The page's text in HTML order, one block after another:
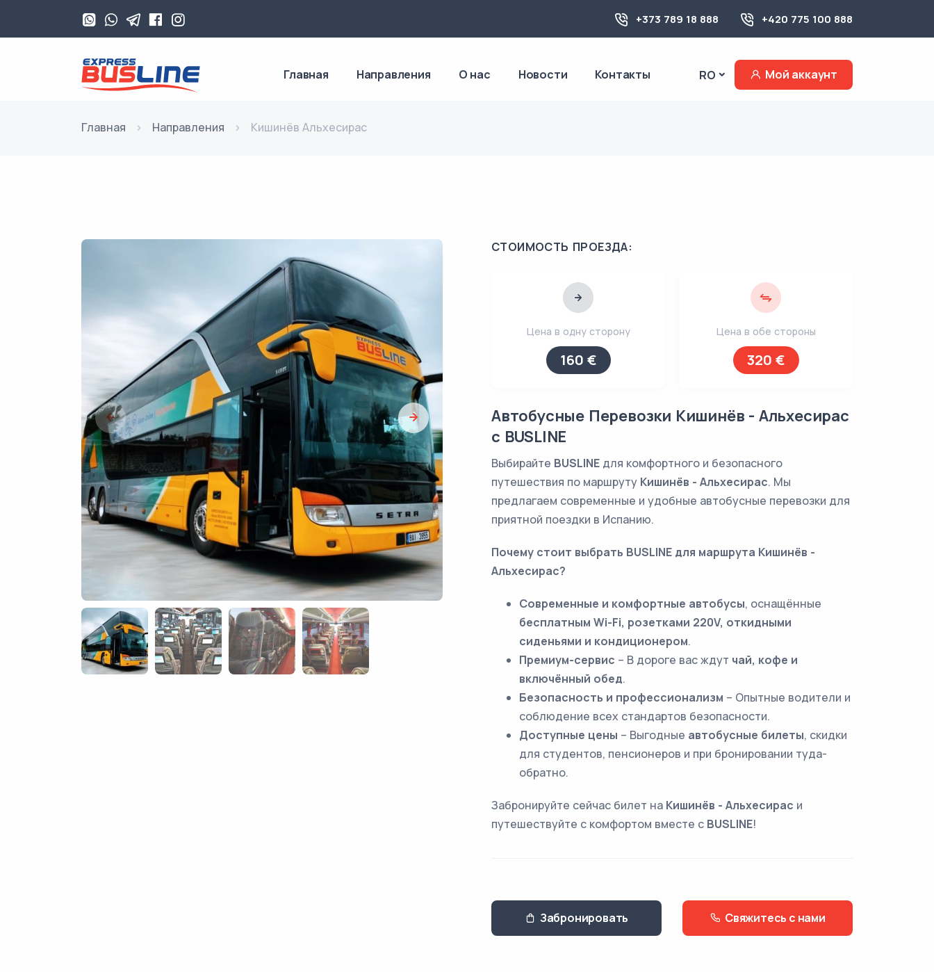
+373 789 18 888 +420 775 100 888
Главная Направления О нас Новости Контакты RO Мой аккаунт
Главная Направления Кишинёв Альхесирас
СТОИМОСТЬ ПРОЕЗДА:
Цена в одну сторону
160 €
Цена в обе стороны
320 €
Автобусные Перевозки Кишинёв - Альхесирас
с BUSLINE
Выбирайте BUSLINE для комфортного и безопасного
путешествия по маршруту Кишинёв - Альхесирас. Мы
предлагаем современные и удобные автобусные перевозки для
приятной поездки в Испанию.
Почему стоит выбрать BUSLINE для маршрута Кишинёв -
Альхесирас?
Современные и комфортные автобусы, оснащённые
бесплатным Wi-Fi, розетками 220V, откидными
сиденьями и кондиционером.
Премиум-сервис – В дороге вас ждут чай, кофе и
включённый обед.
Безопасность и профессионализм – Опытные водители и
соблюдение всех стандартов безопасности.
Доступные цены – Выгодные автобусные билеты, скидки
для студентов, пенсионеров и при бронировании туда-
обратно.
Забронируйте сейчас билет на Кишинёв - Альхесирас и
путешествуйте с комфортом вместе с BUSLINE!
Забронировать Свяжитесь с нами